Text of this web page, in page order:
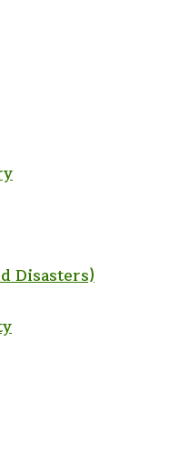
Disasters)